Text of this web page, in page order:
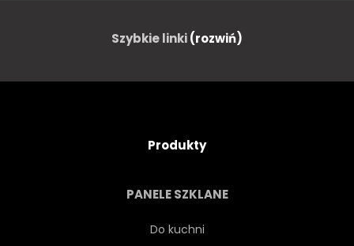
Szybkie linki(rozwiń)
Produkty
PANELE SZKLANE
Do kuchni